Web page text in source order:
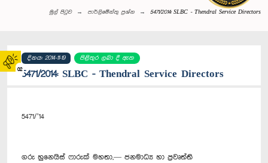
02
මුල් පිටුව පාර්ලි‌මේන්තු‌ ප්‍රශ්න 5471/2014: SLBC - Thendral Service Directors
දිනය: 2014-11-19 පිළිතුර ලබා දී ඇත
5471/2014: SLBC - Thendral Service Directors
5471/’14
ගරු හුනෙයිස් ෆාරුක් මහතා,— ජනමාධ්‍ය හා ප්‍රවෘත්ති